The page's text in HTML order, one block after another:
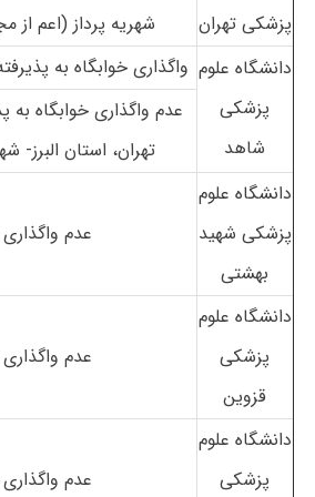
پزشکی تهران
شهریه پرداز (اعم از
دانشگاه علوم
پزشکی
شاهد
واگذاری خوابگاه به
عدم واگذاری خوابگاه به
تهران، استان البرز-
دانشگاه علوم
پزشکی شهید
بهشتی
عدم
دانشگاه علوم
پزشکی
قزوین
عدم
دانشگاه علوم
پزشکی
عدم